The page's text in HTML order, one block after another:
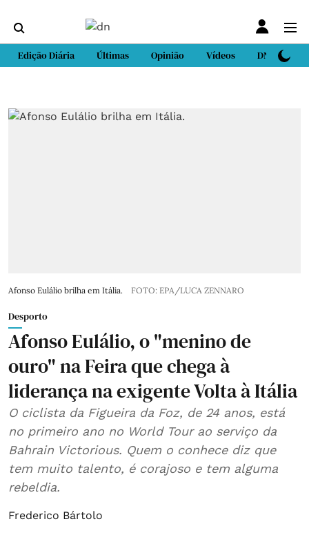
Edição Diária Últimas Opinião Vídeos DN Sport
Afonso Eulálio brilha em Itália. FOTO: EPA/LUCA ZENNARO
Desporto
Afonso Eulálio, o "menino de
ouro" na Feira que chega à
liderança na exigente Volta à Itália
O ciclista da Figueira da Foz, de 24 anos, está
no primeiro ano no World Tour ao serviço da
Bahrain Victorious. Quem o conhece diz que
tem muito talento, é corajoso e tem alguma
rebeldia.
Frederico Bártolo